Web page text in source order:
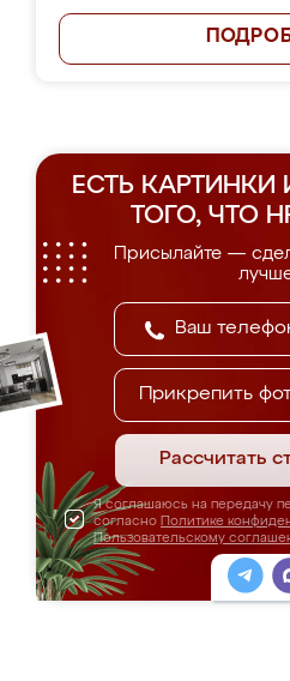
ЕСТЬ КАРТИНКИ
ТОГО, ЧТО
Присылайте —
Прикрепить
Рассчитать
Я соглашаюсь на передачу
согласно Политике
Пользовательскому